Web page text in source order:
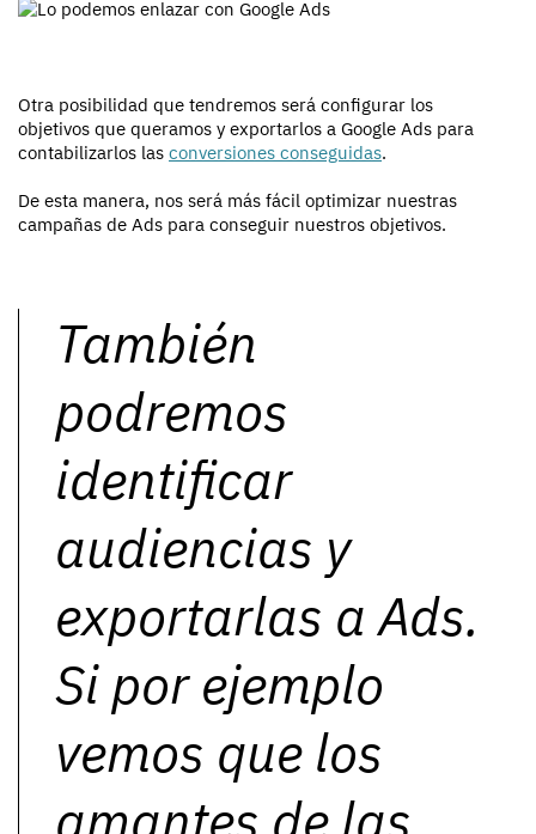
Otra posibilidad que tendremos será configurar los
objetivos que queramos y exportarlos a Google Ads para
contabilizarlos las conversiones conseguidas.
De esta manera, nos será más fácil optimizar nuestras
campañas de Ads para conseguir nuestros objetivos.
También
podremos
identificar
audiencias y
exportarlas a Ads.
Si por ejemplo
vemos que los
amantes de las